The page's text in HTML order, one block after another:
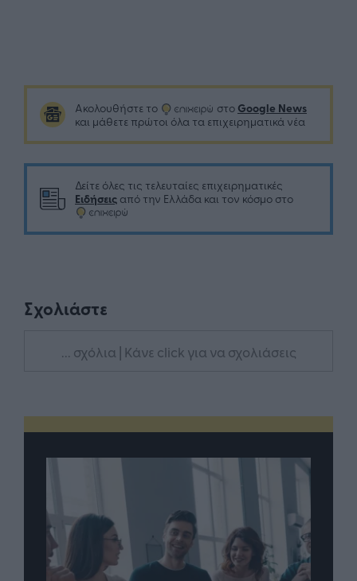
Ακολουθήστε το στο Google News
και μάθετε πρώτοι όλα τα επιχειρηματικά νέα
Δείτε όλες τις τελευταίες επιχειρηματικές
Ειδήσεις από την Ελλάδα και τον κόσμο στο
Σχολιάστε
... σχόλια | Κάνε click για να σχολιάσεις